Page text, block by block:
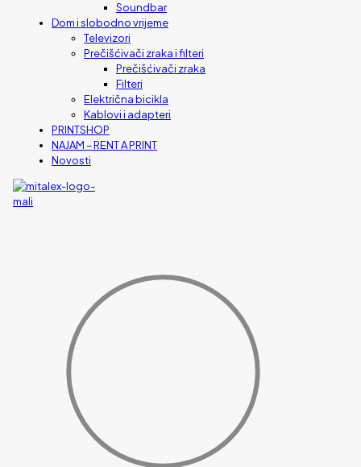
Soundbar
Dom i slobodno vrijeme
Televizori
Prečišćivači zraka i filteri
Prečišćivači zraka
Filteri
Električna bicikla
Kablovi i adapteri
PRINTSHOP
NAJAM – RENT A PRINT
Novosti